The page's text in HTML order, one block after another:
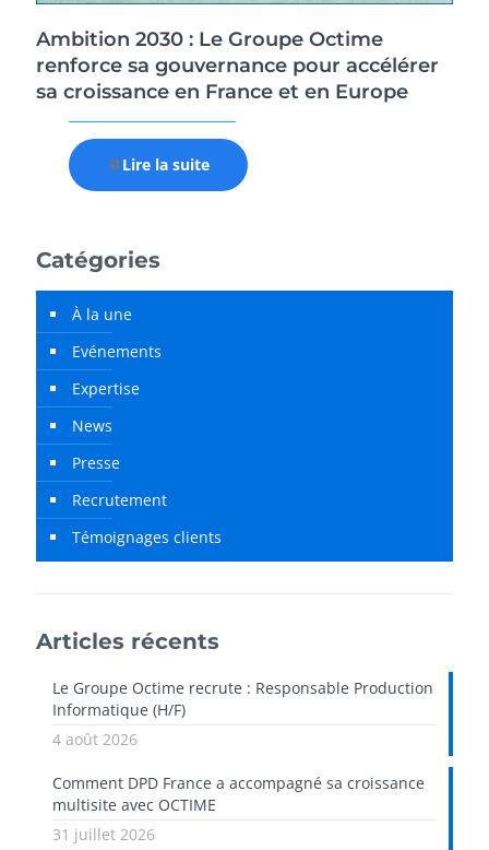
Ambition 2030 : Le Groupe Octime
renforce sa gouvernance pour accélérer
sa croissance en France et en Europe
Lire la suite
Catégories
À la une
Evénements
Expertise
News
Presse
Recrutement
Témoignages clients
Articles récents
Le Groupe Octime recrute : Responsable Production
Informatique (H/F)
4 août 2026
Comment DPD France a accompagné sa croissance
multisite avec OCTIME
31 juillet 2026